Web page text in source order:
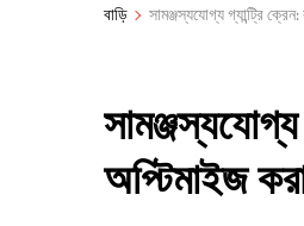
বাড়ি সামঞ্জস্যযোগ্য গ্যান্ট্রি
অপ্টিমাইজ